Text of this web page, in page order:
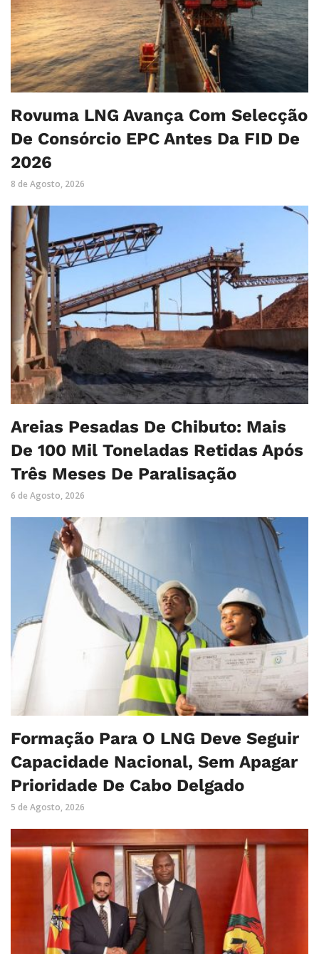
Rovuma LNG Avança Com Selecção
De Consórcio EPC Antes Da FID De
2026
8 de Agosto, 2026
Areias Pesadas De Chibuto: Mais
De 100 Mil Toneladas Retidas Após
Três Meses De Paralisação
6 de Agosto, 2026
Formação Para O LNG Deve Seguir
Capacidade Nacional, Sem Apagar
Prioridade De Cabo Delgado
5 de Agosto, 2026